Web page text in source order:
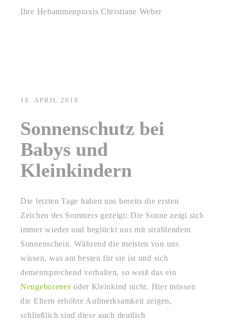
Ihre Hebammenpraxis Christiane Weber
18. APRIL 2018
Sonnenschutz bei
Babys und
Kleinkindern
Die letzten Tage haben uns bereits die ersten
Zeichen des Sommers gezeigt: Die Sonne zeigt sich
immer wieder und beglückt uns mit strahlendem
Sonnenschein. Während die meisten von uns
wissen, was am besten für sie ist und sich
dementsprechend verhalten, so weiß das ein
Neugeborenes oder Kleinkind nicht. Hier müssen
die Eltern erhöhte Aufmerksamkeit zeigen,
schließlich sind diese auch deutlich